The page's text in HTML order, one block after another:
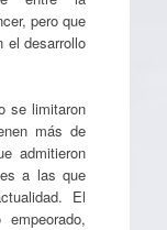
pero que
el desarrollo
se limitaron
más de
admitieron
a las que
El